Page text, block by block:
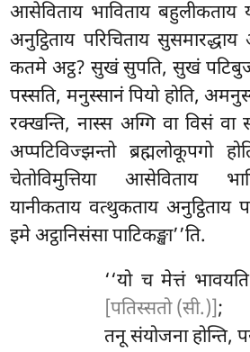
आसेविताय भाविताय बहुलीकताय
अनुट्ठिताय परिचिताय सुसमारद्धाय
कतमे अट्ठ? सुखं सुपति, सुखं
पस्सति, मनुस्सानं पियो होति,
रक्खन्ति, नास्स अग्गि वा विसं वा
अप्पटिविज्झन्तो ब्रह्मलोकूपगो
चेतोविमुत्तिया आसेविताय
यानीकताय वत्थुकताय अनुट्ठिताय
इमे अट्ठानिसंसा पाटिकङ्खा’’ति.
‘‘यो च मेत्तं
[पतिस्सतो (सी.)];
तनू संयोजना होन्ति,